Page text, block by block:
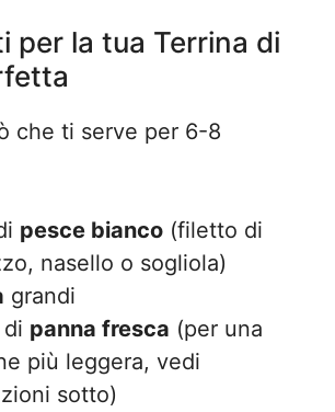
per la tua Terrina di
che ti serve per 6-8
pesce bianco (filetto di
nasello o sogliola)
grandi
panna fresca (per una
più leggera, vedi
sotto)